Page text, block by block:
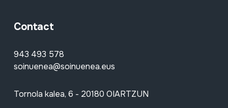
Contact
943 493 578
soinuenea@soinuenea.eus
Tornola kalea, 6 - 20180 OIARTZUN